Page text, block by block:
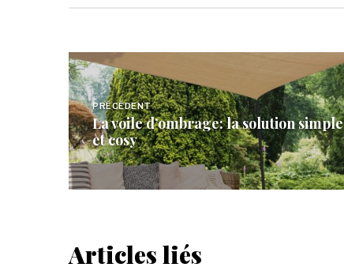
Navigation
de
l’article
PRÉCÉDENT
La voile d’ombrage: la solution simple
et cosy
Articles liés